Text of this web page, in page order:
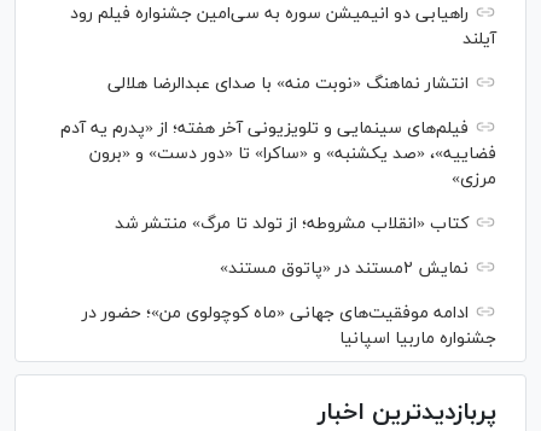
راهیابی دو انیمیشن سوره به سی‌امین جشنواره فیلم رود
آیلند
انتشار نماهنگ «نوبت منه» با صدای عبدالرضا هلالی
فیلم‌های سینمایی و تلویزیونی آخر هفته؛ از «پدرم یه آدم
فضاییه»، «صد یکشنبه» و «ساکرا» تا «دور دست» و «برون
مرزی»
کتاب «انقلاب مشروطه؛ از تولد تا مرگ» منتشر شد
نمایش ۲مستند در «پاتوق مستند»
ادامه موفقیت‌های جهانی «ماه کوچولوی من»؛ حضور در
جشنواره ماربیا اسپانیا
پربازدیدترین اخبار